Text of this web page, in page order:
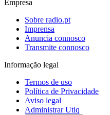
Empresa
Sobre radio.pt
Imprensa
Anuncia connosco
Transmite connosco
Informação legal
Termos de uso
Política de Privacidade
Aviso legal
Administrar Utiq